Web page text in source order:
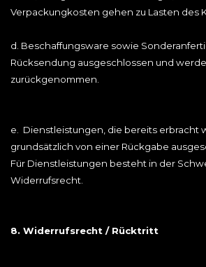
Verpackungkosten gehen zu Lasten des
d. Beschaffungsware sowie
Rücksendung ausgeschlossen und
zurückgenommen.
e. Dienstleistungen, die bereits erbracht
grundsätzlich von einer Rückgabe
Für Dienstleistungen besteht in der
Widerrufsrecht.
8. Widerrufsrecht / Rücktritt